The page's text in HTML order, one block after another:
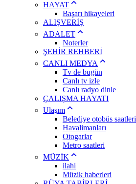
HAYAT
Başarı hikayeleri
ALIŞVERİŞ
ADALET
Noterler
ŞEHİR REHBERİ
CANLI MEDYA
Tv de bugün
Canlı tv izle
Canlı radyo dinle
ÇALIŞMA HAYATI
Ulaşım
Belediye otobüs saatleri
Havalimanları
Otogarlar
Metro saatleri
MÜZİK
ilahi
Müzik haberleri